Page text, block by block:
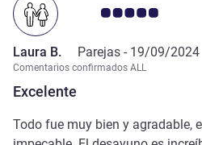
Excelente
Nota de clientes de
Laura B. Parejas - 19/09/2024
Comentarios confirmados ALL
Todo fue muy bien y agradable,